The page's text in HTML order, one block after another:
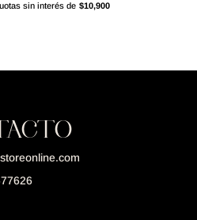
sin interés de $10,900